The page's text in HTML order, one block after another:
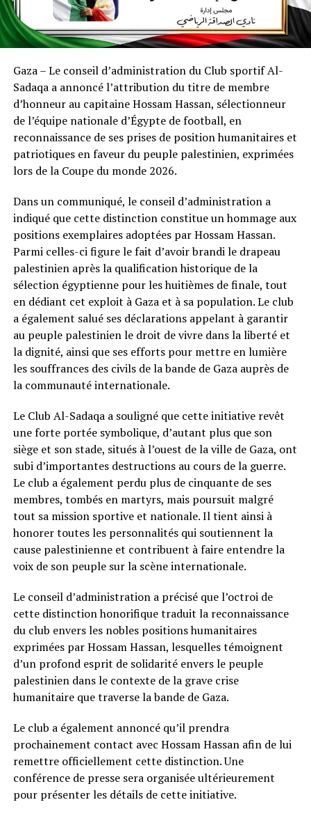
Gaza – Le conseil d’administration du Club sportif Al-
Sadaqa a annoncé l’attribution du titre de membre
d’honneur au capitaine Hossam Hassan, sélectionneur
de l’équipe nationale d’Égypte de football, en
reconnaissance de ses prises de position humanitaires et
patriotiques en faveur du peuple palestinien, exprimées
lors de la Coupe du monde 2026.
Dans un communiqué, le conseil d’administration a
indiqué que cette distinction constitue un hommage aux
positions exemplaires adoptées par Hossam Hassan.
Parmi celles-ci figure le fait d’avoir brandi le drapeau
palestinien après la qualification historique de la
sélection égyptienne pour les huitièmes de finale, tout
en dédiant cet exploit à Gaza et à sa population. Le club
a également salué ses déclarations appelant à garantir
au peuple palestinien le droit de vivre dans la liberté et
la dignité, ainsi que ses efforts pour mettre en lumière
les souffrances des civils de la bande de Gaza auprès de
la communauté internationale.
Le Club Al-Sadaqa a souligné que cette initiative revêt
une forte portée symbolique, d’autant plus que son
siège et son stade, situés à l’ouest de la ville de Gaza, ont
subi d’importantes destructions au cours de la guerre.
Le club a également perdu plus de cinquante de ses
membres, tombés en martyrs, mais poursuit malgré
tout sa mission sportive et nationale. Il tient ainsi à
honorer toutes les personnalités qui soutiennent la
cause palestinienne et contribuent à faire entendre la
voix de son peuple sur la scène internationale.
Le conseil d’administration a précisé que l’octroi de
cette distinction honorifique traduit la reconnaissance
du club envers les nobles positions humanitaires
exprimées par Hossam Hassan, lesquelles témoignent
d’un profond esprit de solidarité envers le peuple
palestinien dans le contexte de la grave crise
humanitaire que traverse la bande de Gaza.
Le club a également annoncé qu’il prendra
prochainement contact avec Hossam Hassan afin de lui
remettre officiellement cette distinction. Une
conférence de presse sera organisée ultérieurement
pour présenter les détails de cette initiative.